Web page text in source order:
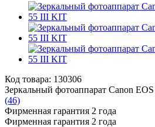
Код товара: 130306
Зеркальный фотоаппарат Canon
(46)
Фирменная гарантия 2 года
Фирменная гарантия 2 года